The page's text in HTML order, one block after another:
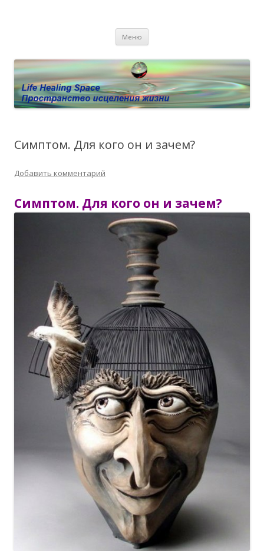
Личный сайт Елены Барымовой
исцелении воспоминанием и ренкарнационике. Услуги.
Меню
Симптом. Для кого он и зачем?
Добавить комментарий
Симптом. Для кого он и зачем?